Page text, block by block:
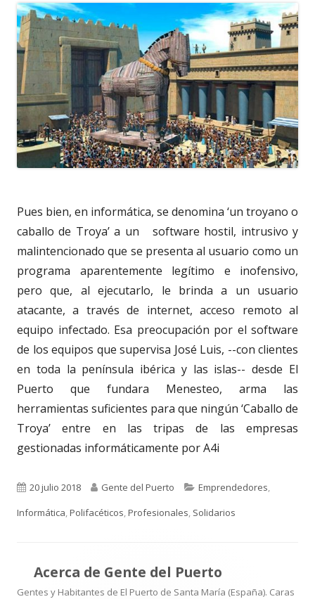
Pues bien, en informática, se denomina ‘un troyano o
caballo de Troya’ a un
software hostil, intrusivo y
malintencionado que se presenta al usuario como un
programa aparentemente legítimo e inofensivo,
pero que, al ejecutarlo, le brinda a un usuario
atacante, a través de internet, acceso remoto al
equipo infectado. Esa preocupación por el software
de los equipos que supervisa José Luis, --con clientes
en toda la península ibérica y las islas-- desde El
Puerto que fundara Menesteo, arma las
herramientas suficientes para que ningún ‘Caballo de
Troya’ entre en las tripas de las empresas
gestionadas informáticamente por A4i
Publicado
el
20 julio 2018 Autor
Gente del Puerto Categorías
Emprendedores,
Informática,Polifacéticos,Profesionales, Solidarios
Acerca de Gente del Puerto
Gentes y Habitantes de El Puerto de Santa María (España). Caras